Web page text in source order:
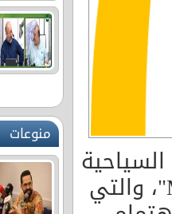
– ماكدونالدز الأردن – مبادرة "McSaver Menu"، والتي
منوعات